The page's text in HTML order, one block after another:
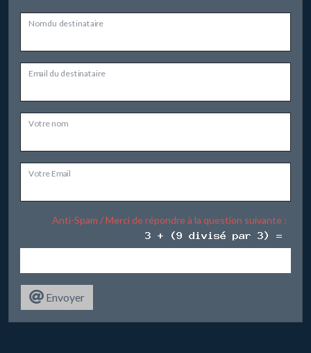
Nom du destinataire
Email du destinataire
Votre nom
Votre Email
Anti-Spam / Merci de répondre à la question suivante :
Envoyer